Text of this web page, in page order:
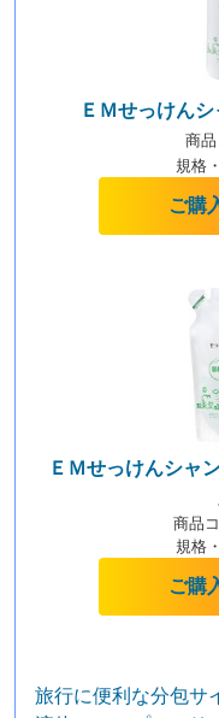
ＥＭせっけん
商
規格
ご購
ＥＭせっけんシャ
商品
規格
ご購
旅行に便利な分包サ